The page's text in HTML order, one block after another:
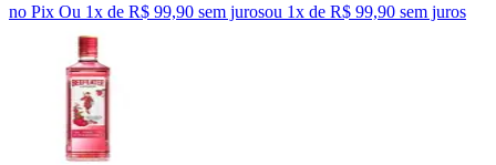
no Pix Ou 1x de R$ 99,90 sem jurosou 1x de R$ 99,90 sem juros